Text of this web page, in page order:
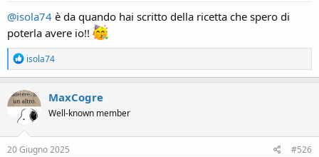
@isola74 è da quando hai scritto della ricetta che spero di
poterla avere io!!
R
e
a
c
t
n
s
isola74
MaxCogre
Well-known member
20 Giugno 2025 #526